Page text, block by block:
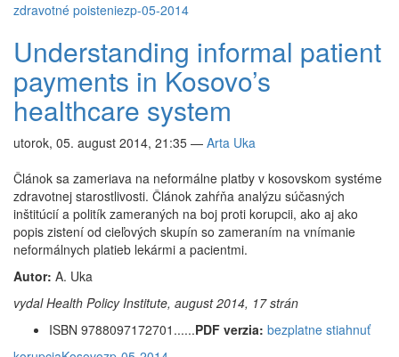
zdravotné poisteniezp-05-2014
Understanding informal patient
payments in Kosovo’s
healthcare system
utorok, 05. august 2014, 21:35 — Arta Uka
Článok sa zameriava na neformálne platby v kosovskom systéme
zdravotnej starostlivosti. Článok zahŕňa analýzu súčasných
inštitúcií a politík zameraných na boj proti korupcii, ako aj ako
popis zistení od cieľových skupín so zameraním na vnímanie
neformálnych platieb lekármi a pacientmi.
Autor: A. Uka
vydal Health Policy Institute, august 2014, 17 strán
ISBN 9788097172701......PDF verzia: bezplatne stiahnuť